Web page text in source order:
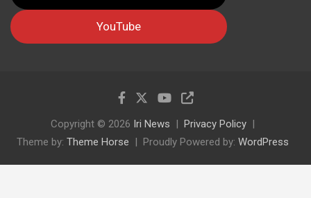
YouTube
Copyright © 2026 Iri News
Privacy Policy
Theme by: Theme Horse Proudly Powered by: WordPress